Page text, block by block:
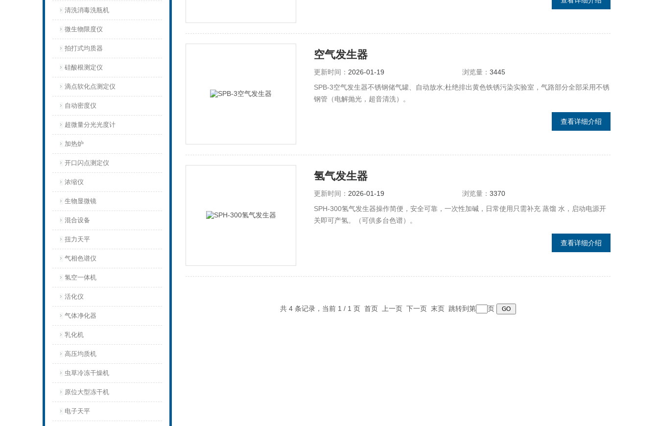
清洗消毒洗瓶机
微生物限度仪
拍打式均质器
硅酸根测定仪
滴点软化点测定仪
自动密度仪
超微量分光光度计
加热炉
开口闪点测定仪
浓缩仪
生物显微镜
混合设备
扭力天平
气相色谱仪
氢空一体机
活化仪
气体净化器
乳化机
高压均质机
虫草冷冻干燥机
原位大型冻干机
电子天平
空气发生器
更新时间： 2026-01-19 浏览量： 3445
SPB-3空气发生器不锈钢储气罐、自动放水;杜绝排出黄色铁锈污染实验室，气路部分全部采用不锈
钢管（电解抛光，超音清洗）。
查看详细介绍
氢气发生器
更新时间： 2026-01-19 浏览量： 3370
SPH-300氢气发生器操作简便，安全可靠，一次性加碱，日常使用只需补充 蒸馏 水，启动电源开
关即可产氢。（可供多台色谱）。
查看详细介绍
共 4 条记录，当前 1 / 1 页 首页 上一页 下一页 末页 跳转到第 页